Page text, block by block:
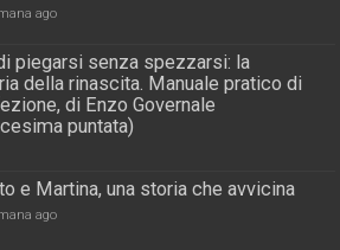
ago
piegarsi senza spezzarsi: la
della rinascita. Manuale pratico di
di Enzo Governale
puntata)
e Martina, una storia che avvicina
ago